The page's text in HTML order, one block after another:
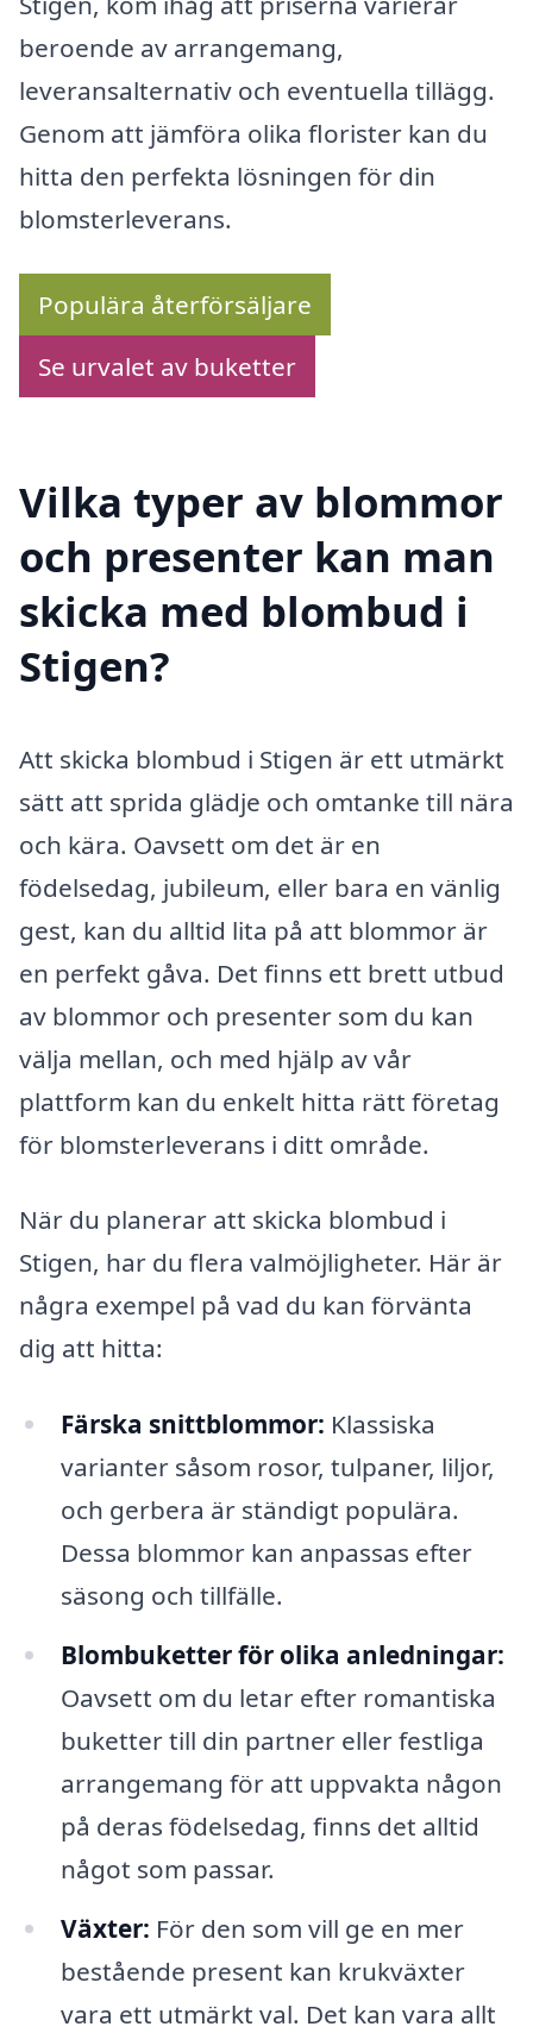
beroende av arrangemang,
leveransalternativ och eventuella tillägg.
Genom att jämföra olika florister kan du
hitta den perfekta lösningen för din
blomsterleverans.
Populära återförsäljare
Se urvalet av buketter
Vilka typer av blommor
och presenter kan man
skicka med blombud i
Stigen?
Att skicka blombud i Stigen är ett utmärkt
sätt att sprida glädje och omtanke till nära
och kära. Oavsett om det är en
födelsedag, jubileum, eller bara en vänlig
gest, kan du alltid lita på att blommor är
en perfekt gåva. Det finns ett brett utbud
av blommor och presenter som du kan
välja mellan, och med hjälp av vår
plattform kan du enkelt hitta rätt företag
för blomsterleverans i ditt område.
När du planerar att skicka blombud i
Stigen, har du flera valmöjligheter. Här är
några exempel på vad du kan förvänta
dig att hitta:
Färska snittblommor: Klassiska
varianter såsom rosor, tulpaner, liljor,
och gerbera är ständigt populära.
Dessa blommor kan anpassas efter
säsong och tillfälle.
Blombuketter för olika anledningar:
Oavsett om du letar efter romantiska
buketter till din partner eller festliga
arrangemang för att uppvakta någon
på deras födelsedag, finns det alltid
något som passar.
Växter: För den som vill ge en mer
bestående present kan krukväxter
vara ett utmärkt val. Det kan vara allt